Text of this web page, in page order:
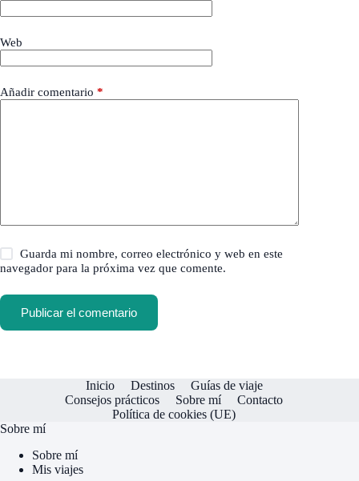
Web
Añadir comentario *
Guarda mi nombre, correo electrónico y web en este
navegador para la próxima vez que comente.
Publicar el comentario
Inicio Destinos
Guías de viaje
Consejos prácticos
Sobre mí
Contacto
Política de cookies (UE)
Sobre mí
Sobre mí
Mis viajes